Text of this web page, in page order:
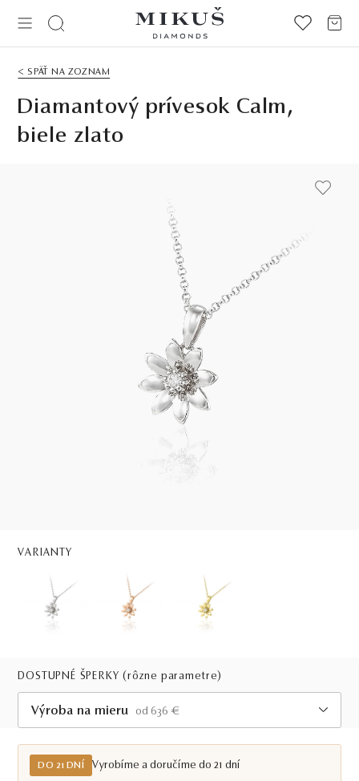
< SPÄŤ NA ZOZNAM
Diamantový prívesok Calm,
biele zlato
VARIANTY
DOSTUPNÉ ŠPERKY(rôzne parametre)
Výroba na mieru
od 636 €
Do 21 dní
DO 21 DNÍ Vyrobíme a doručíme do 21 dní